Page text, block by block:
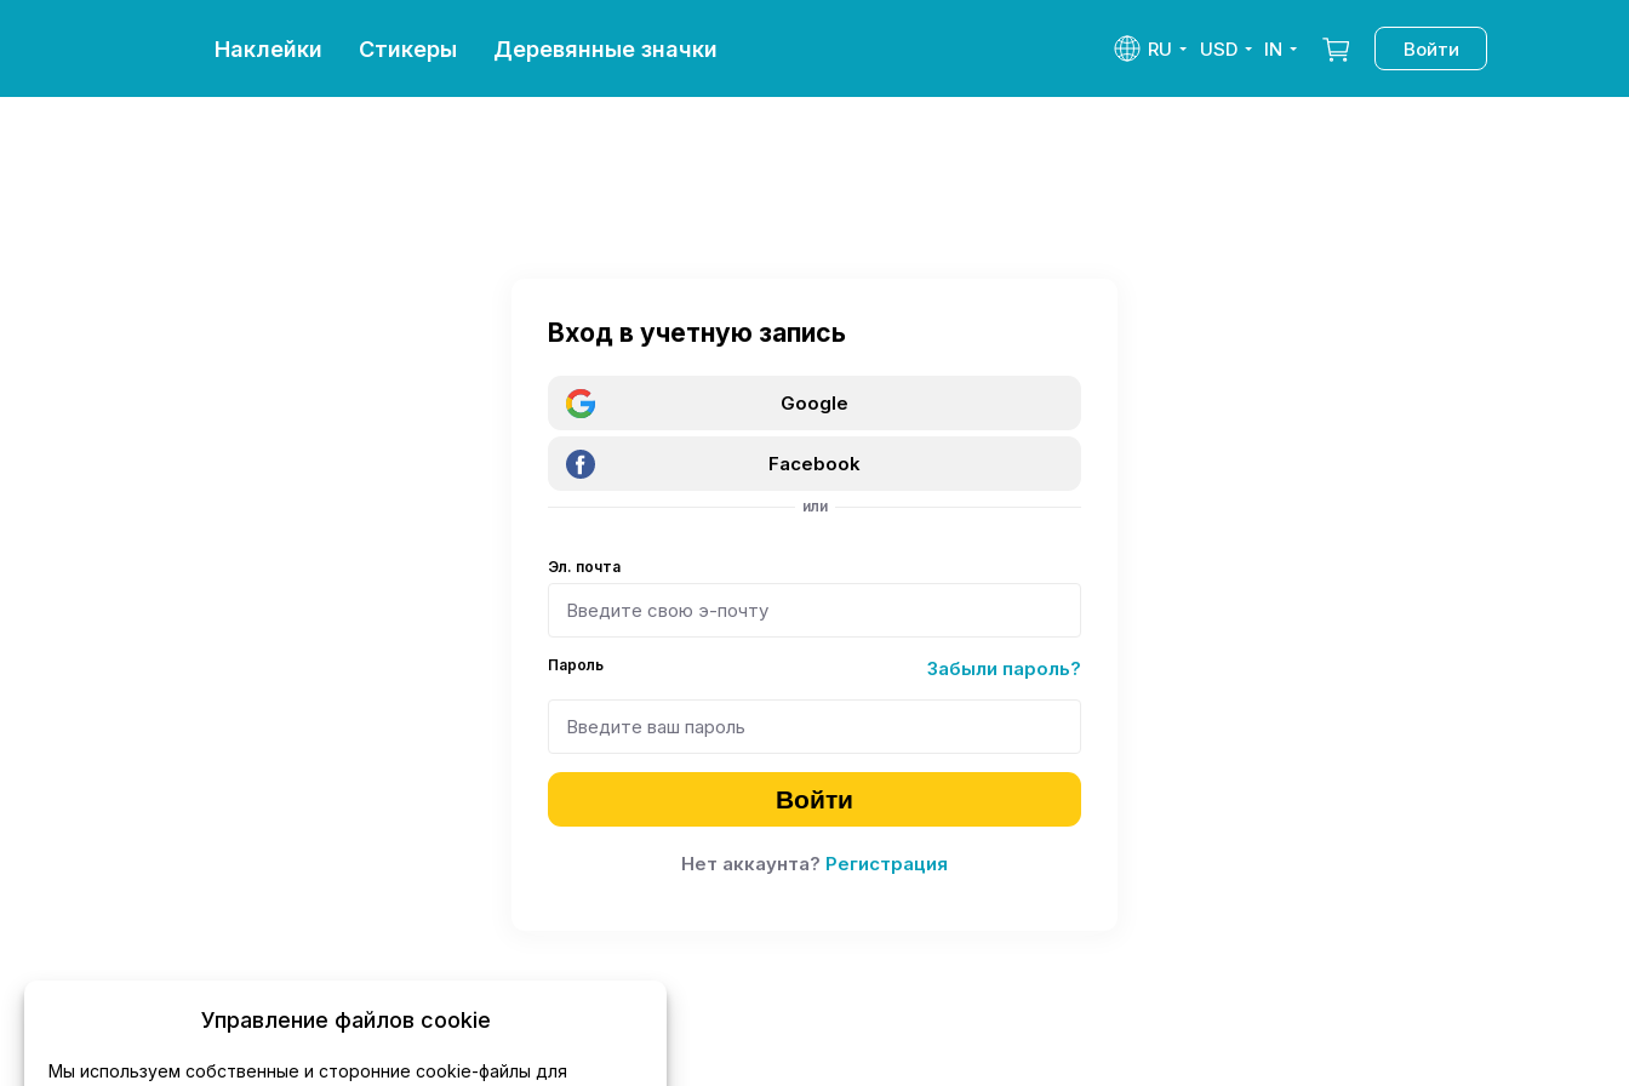
Наклейки Стикеры Деревянные значки RU USD IN Войти
Вход в учетную запись
Google
Facebook
или
Эл. почта
Пароль Забыли пароль?
Войти
Нет аккаунта? Регистрация
Управление файлов cookie
Мы используем собственные и сторонние cookie-файлы для